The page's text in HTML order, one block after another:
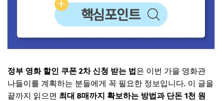
정부 영화 할인 쿠폰 2차 신청 받는 법은 이번 가을 영화관
나들이를 계획하는 분들에게 꼭 필요한 정보입니다. 이 글을
끝까지 읽으면 최대 8매까지 확보하는 방법과 단돈 1천 원